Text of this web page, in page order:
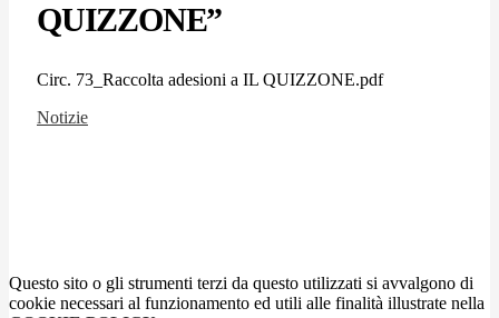
QUIZZONE”
Circ. 73_Raccolta adesioni a IL QUIZZONE.pdf
Notizie
Questo sito o gli strumenti terzi da questo utilizzati si avvalgono di
cookie necessari al funzionamento ed utili alle finalità illustrate nella